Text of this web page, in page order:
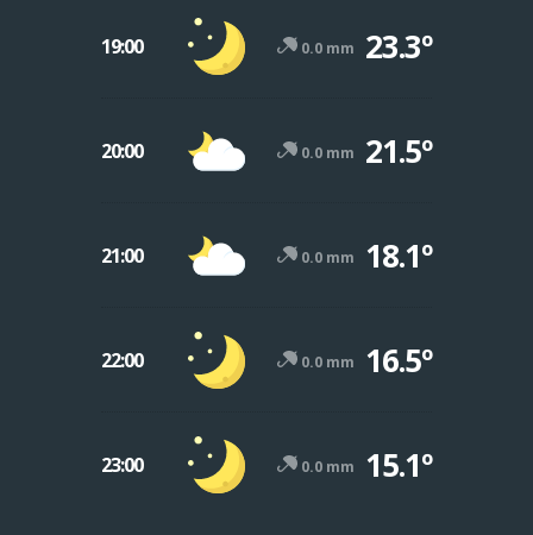
19:00 0.0 mm 23.3º
20:00 0.0 mm 21.5º
21:00 0.0 mm 18.1º
22:00 0.0 mm 16.5º
23:00 0.0 mm 15.1º